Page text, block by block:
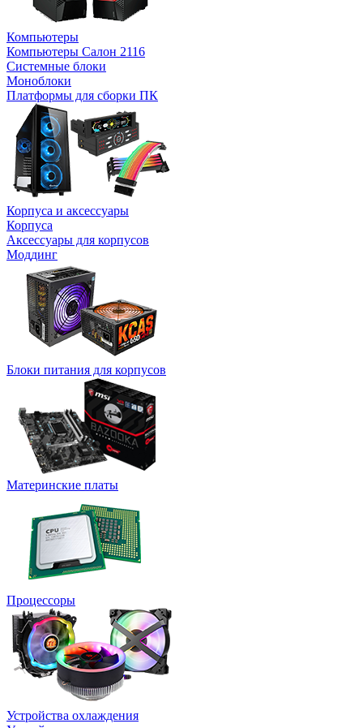
Компьютеры
Компьютеры Салон 2116
Системные блоки
Моноблоки
Платформы для сборки ПК
Корпуса и аксессуары
Корпуса
Аксессуары для корпусов
Моддинг
Блоки питания для корпусов
Материнские платы
Процессоры
Устройства охлаждения